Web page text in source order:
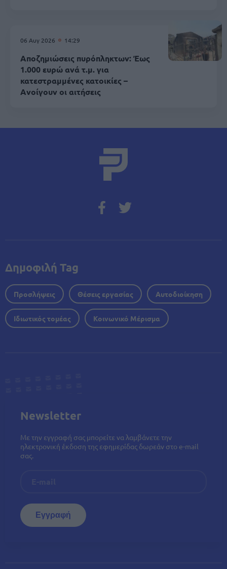
06 Αυγ 2026 14:29
Αποζημιώσεις πυρόπληκτων: Έως
1.000 ευρώ ανά τ.μ. για
κατεστραμμένες κατοικίες –
Aνοίγουν οι αιτήσεις
Δημοφιλή Tag
Προσλήψεις Θέσεις εργασίας Αυτοδιοίκηση
Ιδιωτικός τομέας Κοινωνικό Μέρισμα
Newsletter
Με την εγγραφή σας μπορείτε να λαμβάνετε την
ηλεκτρονική έκδοση της εφημερίδας δωρεάν στο e-mail
σας.